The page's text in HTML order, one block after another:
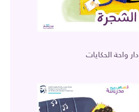
دار واحة الحكايات